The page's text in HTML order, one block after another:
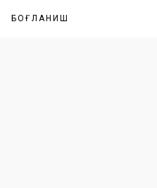
БОҒЛАНИШ